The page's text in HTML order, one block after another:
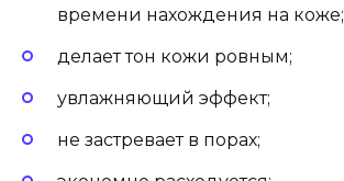
времени нахождения на коже;
делает тон кожи ровным;
увлажняющий эффект;
не застревает в порах;